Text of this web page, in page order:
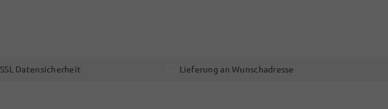
SSL Datensicherheit Lieferung an Wunschadresse